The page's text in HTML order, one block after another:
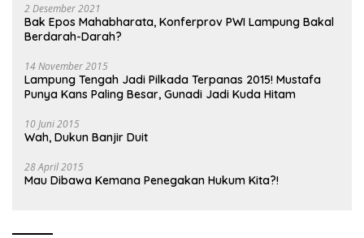
2 Desember 2021
Bak Epos Mahabharata, Konferprov PWI Lampung Bakal
Berdarah-Darah?
14 November 2015
Lampung Tengah Jadi Pilkada Terpanas 2015! Mustafa
Punya Kans Paling Besar, Gunadi Jadi Kuda Hitam
10 Juni 2015
Wah, Dukun Banjir Duit
28 April 2015
Mau Dibawa Kemana Penegakan Hukum Kita?!